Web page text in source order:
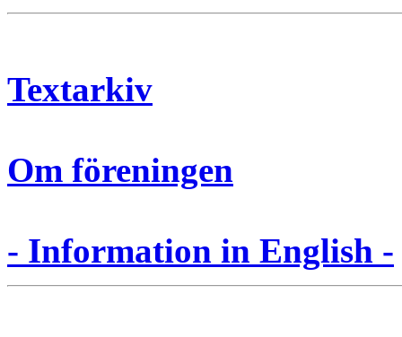
Textarkiv
Om föreningen
- Information in English -